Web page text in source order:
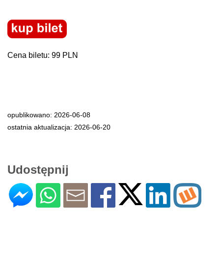
Cena biletu: 99 PLN
opublikowano: 2026-06-08
ostatnia aktualizacja: 2026-06-20
Udostępnij